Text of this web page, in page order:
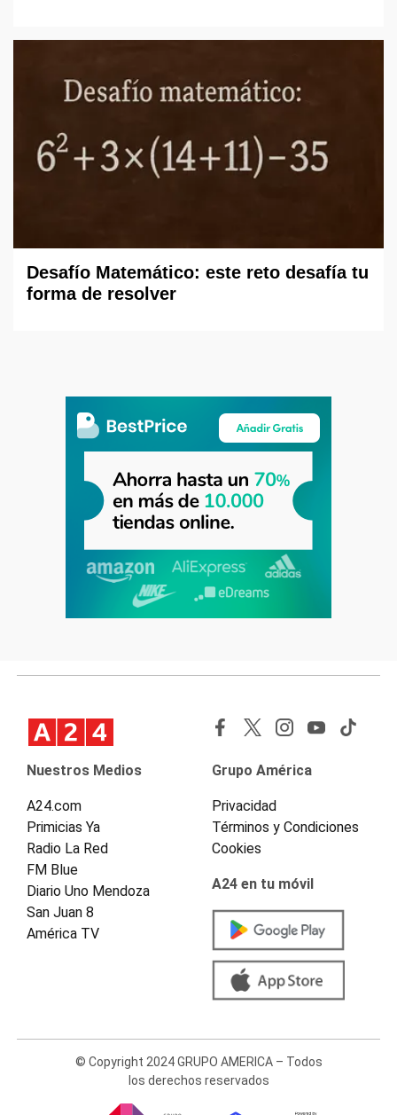
Desafío Matemático: este reto desafía tu
forma de resolver
Nuestros Medios
A24.com
Primicias Ya
Radio La Red
FM Blue
Diario Uno Mendoza
San Juan 8
América TV
Grupo América
Privacidad
Términos y Condiciones
Cookies
A24 en tu móvil
© Copyright 2024 GRUPO AMERICA – Todos
los derechos reservados